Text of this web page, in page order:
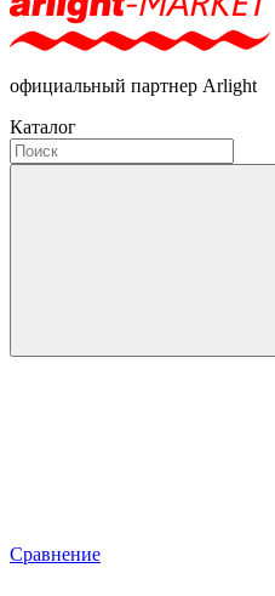
официальный партнер Arlight
Каталог
Сравнение